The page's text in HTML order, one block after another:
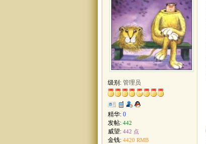
级别: 管理员
精华: 0
发帖: 442
威望: 442 点
金钱: 4420 RMB